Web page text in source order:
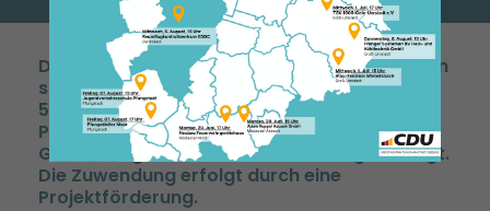
Die Musikschule Darmstadt-Dieburg e.V. kann
sich über eine Zuwendung in Höhe von
5.697,00 € freuen. Im Rahmen einer
Projektförderung wurde der Antrag auf
Gewährung einer Landeszuwendung bewilligt.
Die Zuwendung erfolgt durch eine
Projektförderung.